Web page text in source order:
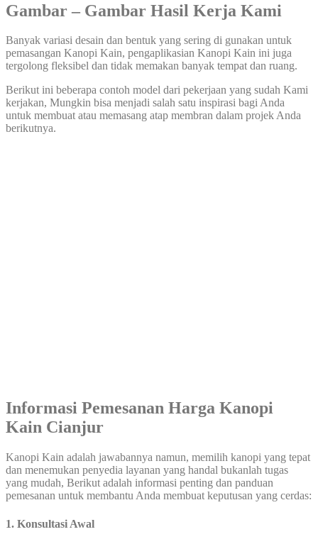
Gambar – Gambar Hasil Kerja Kami
Banyak variasi desain dan bentuk yang sering di gunakan untuk
pemasangan Kanopi Kain, pengaplikasian Kanopi Kain ini juga
tergolong fleksibel dan tidak memakan banyak tempat dan ruang.
Berikut ini beberapa contoh model dari pekerjaan yang sudah Kami
kerjakan, Mungkin bisa menjadi salah satu inspirasi bagi Anda
untuk membuat atau memasang atap membran dalam projek Anda
berikutnya.
Informasi Pemesanan Harga Kanopi
Kain Cianjur
Kanopi Kain adalah jawabannya namun, memilih kanopi yang tepat
dan menemukan penyedia layanan yang handal bukanlah tugas
yang mudah, Berikut adalah informasi penting dan panduan
pemesanan untuk membantu Anda membuat keputusan yang cerdas:
1. Konsultasi Awal